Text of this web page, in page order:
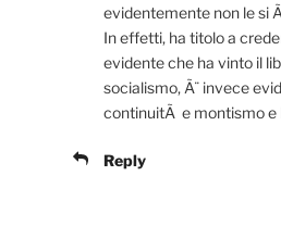
evidentemente non le si
In effetti, ha titolo a
evidente che ha vinto il
socialismo, Ã¨ invece
continuitÃ e montismo e
Reply